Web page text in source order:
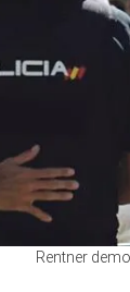
Rentner